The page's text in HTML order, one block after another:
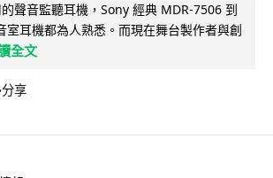
聲音監聽耳機，Sony 經典 MDR-7506 到
室耳機都為人熟悉。而現在舞台製作者與創
全文
分享